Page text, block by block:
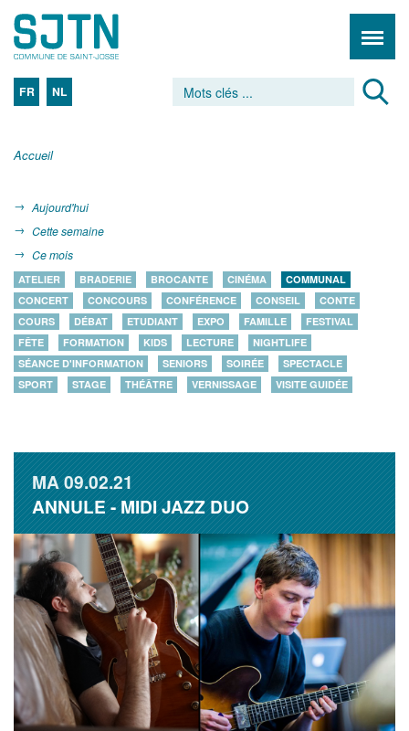
FR NL
Accueil
Aujourd'hui
Cette semaine
Ce mois
ATELIER BRADERIE BROCANTE CINÉMA
COMMUNAL
CONCERT
CONCOURS CONFÉRENCE CONSEIL
CONTE
COURS
DÉBAT ETUDIANT EXPO FAMILLE
FESTIVAL
FÊTE
FORMATION KIDS LECTURE
NIGHTLIFE
SÉANCE D'INFORMATION
SENIORS SOIRÉE
SPECTACLE
SPORT
STAGE THÉÂTRE VERNISSAGE VISITE GUIDÉE
MA09.02.21
ANNULE - MIDI JAZZ DUO